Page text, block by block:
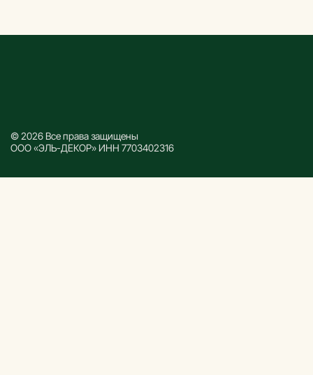
© 2026 Все права защищены
ООО «ЭЛЬ-ДЕКОР» ИНН 7703402316